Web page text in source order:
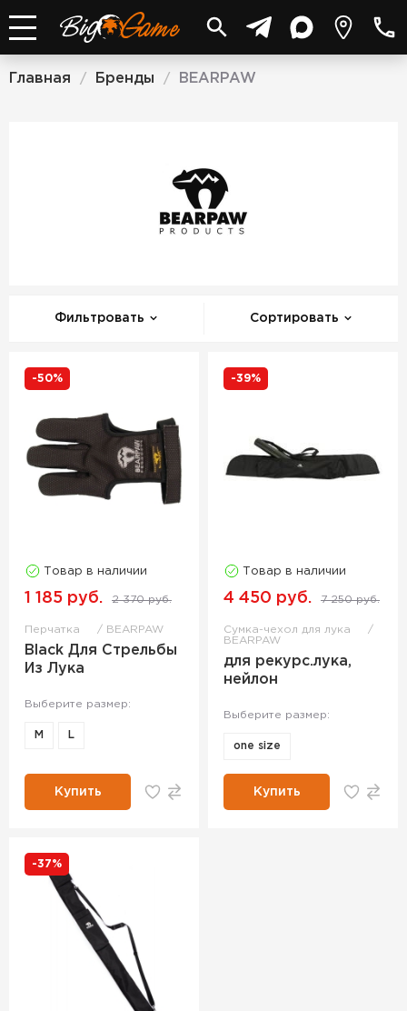
Главная / Бренды / BEARPAW
BEARPAW
Фильтровать Сортировать
-50%
Товар в наличии
1 185 руб. 2 370 руб.
Перчатка BEARPAW
Black Для Стрельбы
Из Лука
Выберите размер:
M L
Купить
-39%
Товар в наличии
4 450 руб. 7 250 руб.
Сумка-чехол для лука
BEARPAW
для рекурс.лука,
нейлон
Выберите размер:
one size
Купить
-37%